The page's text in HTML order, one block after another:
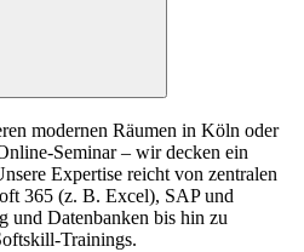
modernen Räumen in Köln oder
Seminar – wir decken ein
Expertise reicht von zentralen
365 (z. B. Excel), SAP und
und Datenbanken bis hin zu
Trainings.